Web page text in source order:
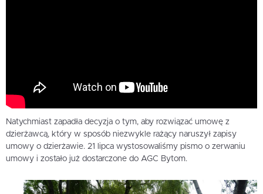
Natychmiast zapadła decyzja o tym, aby rozwiązać umowę z
dzierżawcą, który w sposób niezwykle rażący naruszył zapisy
umowy o dzierżawie. 21 lipca wystosowaliśmy pismo o zerwaniu
umowy i zostało już dostarczone do AGC Bytom.